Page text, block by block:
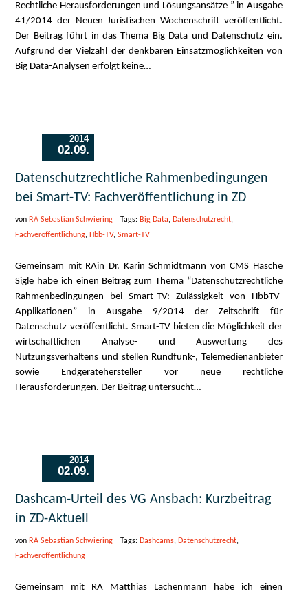
Rechtliche Herausforderungen und Lösungsansätze ” in Ausgabe
41/2014 der Neuen Juristischen Wochenschrift veröffentlicht.
Der Beitrag führt in das Thema Big Data und Datenschutz ein.
Aufgrund der Vielzahl der denkbaren Einsatzmöglichkeiten von
Big Data-Analysen erfolgt keine…
2014
02.09.
Datenschutzrechtliche Rahmenbedingungen
bei Smart-TV: Fachveröffentlichung in ZD
von RA Sebastian Schwiering Tags: Big Data, Datenschutzrecht,
Fachveröffentlichung, Hbb-TV,Smart-TV
Gemeinsam mit RAin Dr. Karin Schmidtmann von CMS Hasche
Sigle habe ich einen Beitrag zum Thema “Datenschutzrechtliche
Rahmenbedingungen bei Smart-TV: Zulässigkeit von HbbTV-
Applikationen” in Ausgabe 9/2014 der Zeitschrift für
Datenschutz veröffentlicht. Smart-TV bieten die Möglichkeit der
wirtschaftlichen Analyse- und Auswertung des
Nutzungsverhaltens und stellen Rundfunk-, Telemedienanbieter
sowie Endgerätehersteller vor neue rechtliche
Herausforderungen. Der Beitrag untersucht…
2014
02.09.
Dashcam-Urteil des VG Ansbach: Kurzbeitrag
in ZD-Aktuell
von RA Sebastian Schwiering Tags: Dashcams, Datenschutzrecht,
Fachveröffentlichung
Gemeinsam mit RA Matthias Lachenmann habe ich einen